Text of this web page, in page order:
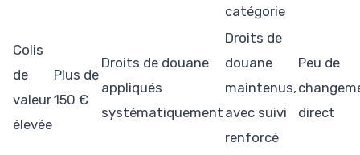
catégorie
Colis
de
valeur
élevée
Plus de
150 €
Droits de douane
appliqués
systématiquement
Droits de
douane
maintenus,
avec suivi
renforcé
Peu de
direct